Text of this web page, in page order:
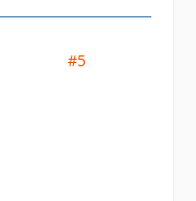
#5